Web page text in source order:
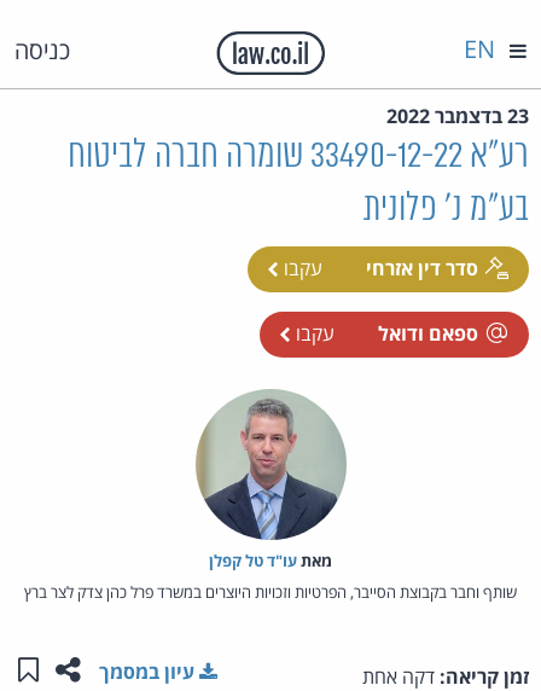
כניסה EN
23 בדצמבר 2022
רע"א 33490-12-22 שומרה חברה לביטוח
בע"מ נ' פלונית
סדר דין אזרחי עקבו
ספאם ודואל עקבו
מאת‏עו"ד טל קפלן
שותף וחבר בקבוצת הסייבר, הפרטיות וזכויות היוצרים במשרד פרל כהן צדק לצר ברץ
זמן קריאה: דקה אחת שתפו
עיון במסמך